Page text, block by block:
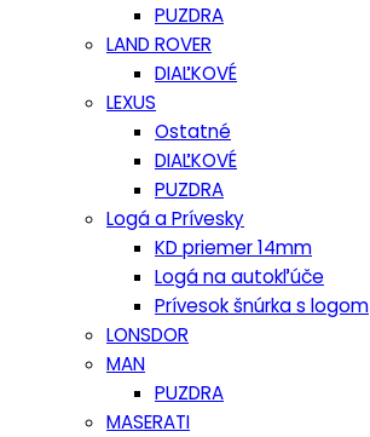
PUZDRA
LAND ROVER
DIAĽKOVÉ
LEXUS
Ostatné
DIAĽKOVÉ
PUZDRA
Logá a Prívesky
KD priemer 14mm
Logá na autokľúče
Prívesok šnúrka s logom
LONSDOR
MAN
PUZDRA
MASERATI